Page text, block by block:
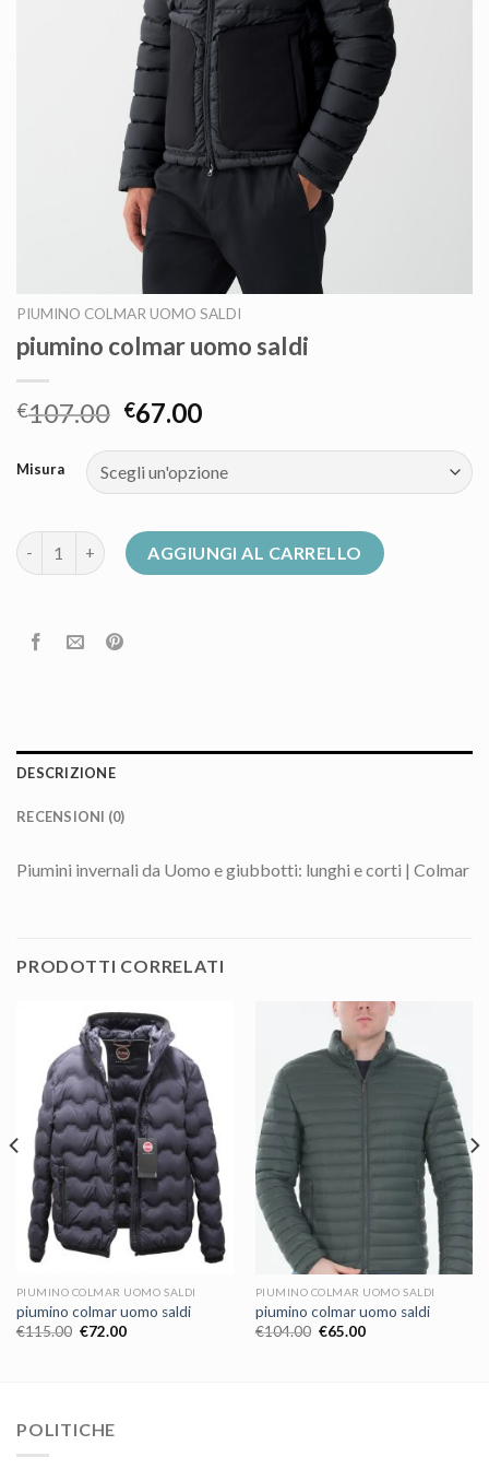
PIUMINO COLMAR UOMO SALDI
piumino colmar uomo saldi
€107.00 €67.00
Misura
piumino colmar uomo saldi quantità
AGGIUNGI AL CARRELLO
DESCRIZIONE
RECENSIONI (0)
Piumini invernali da Uomo e giubbotti: lunghi e corti | Colmar
PRODOTTI CORRELATI
PIUMINO COLMAR UOMO SALDI
piumino colmar uomo saldi
€115.00 €72.00
PIUMINO COLMAR UOMO SALDI
piumino colmar uomo saldi
€104.00 €65.00
POLITICHE